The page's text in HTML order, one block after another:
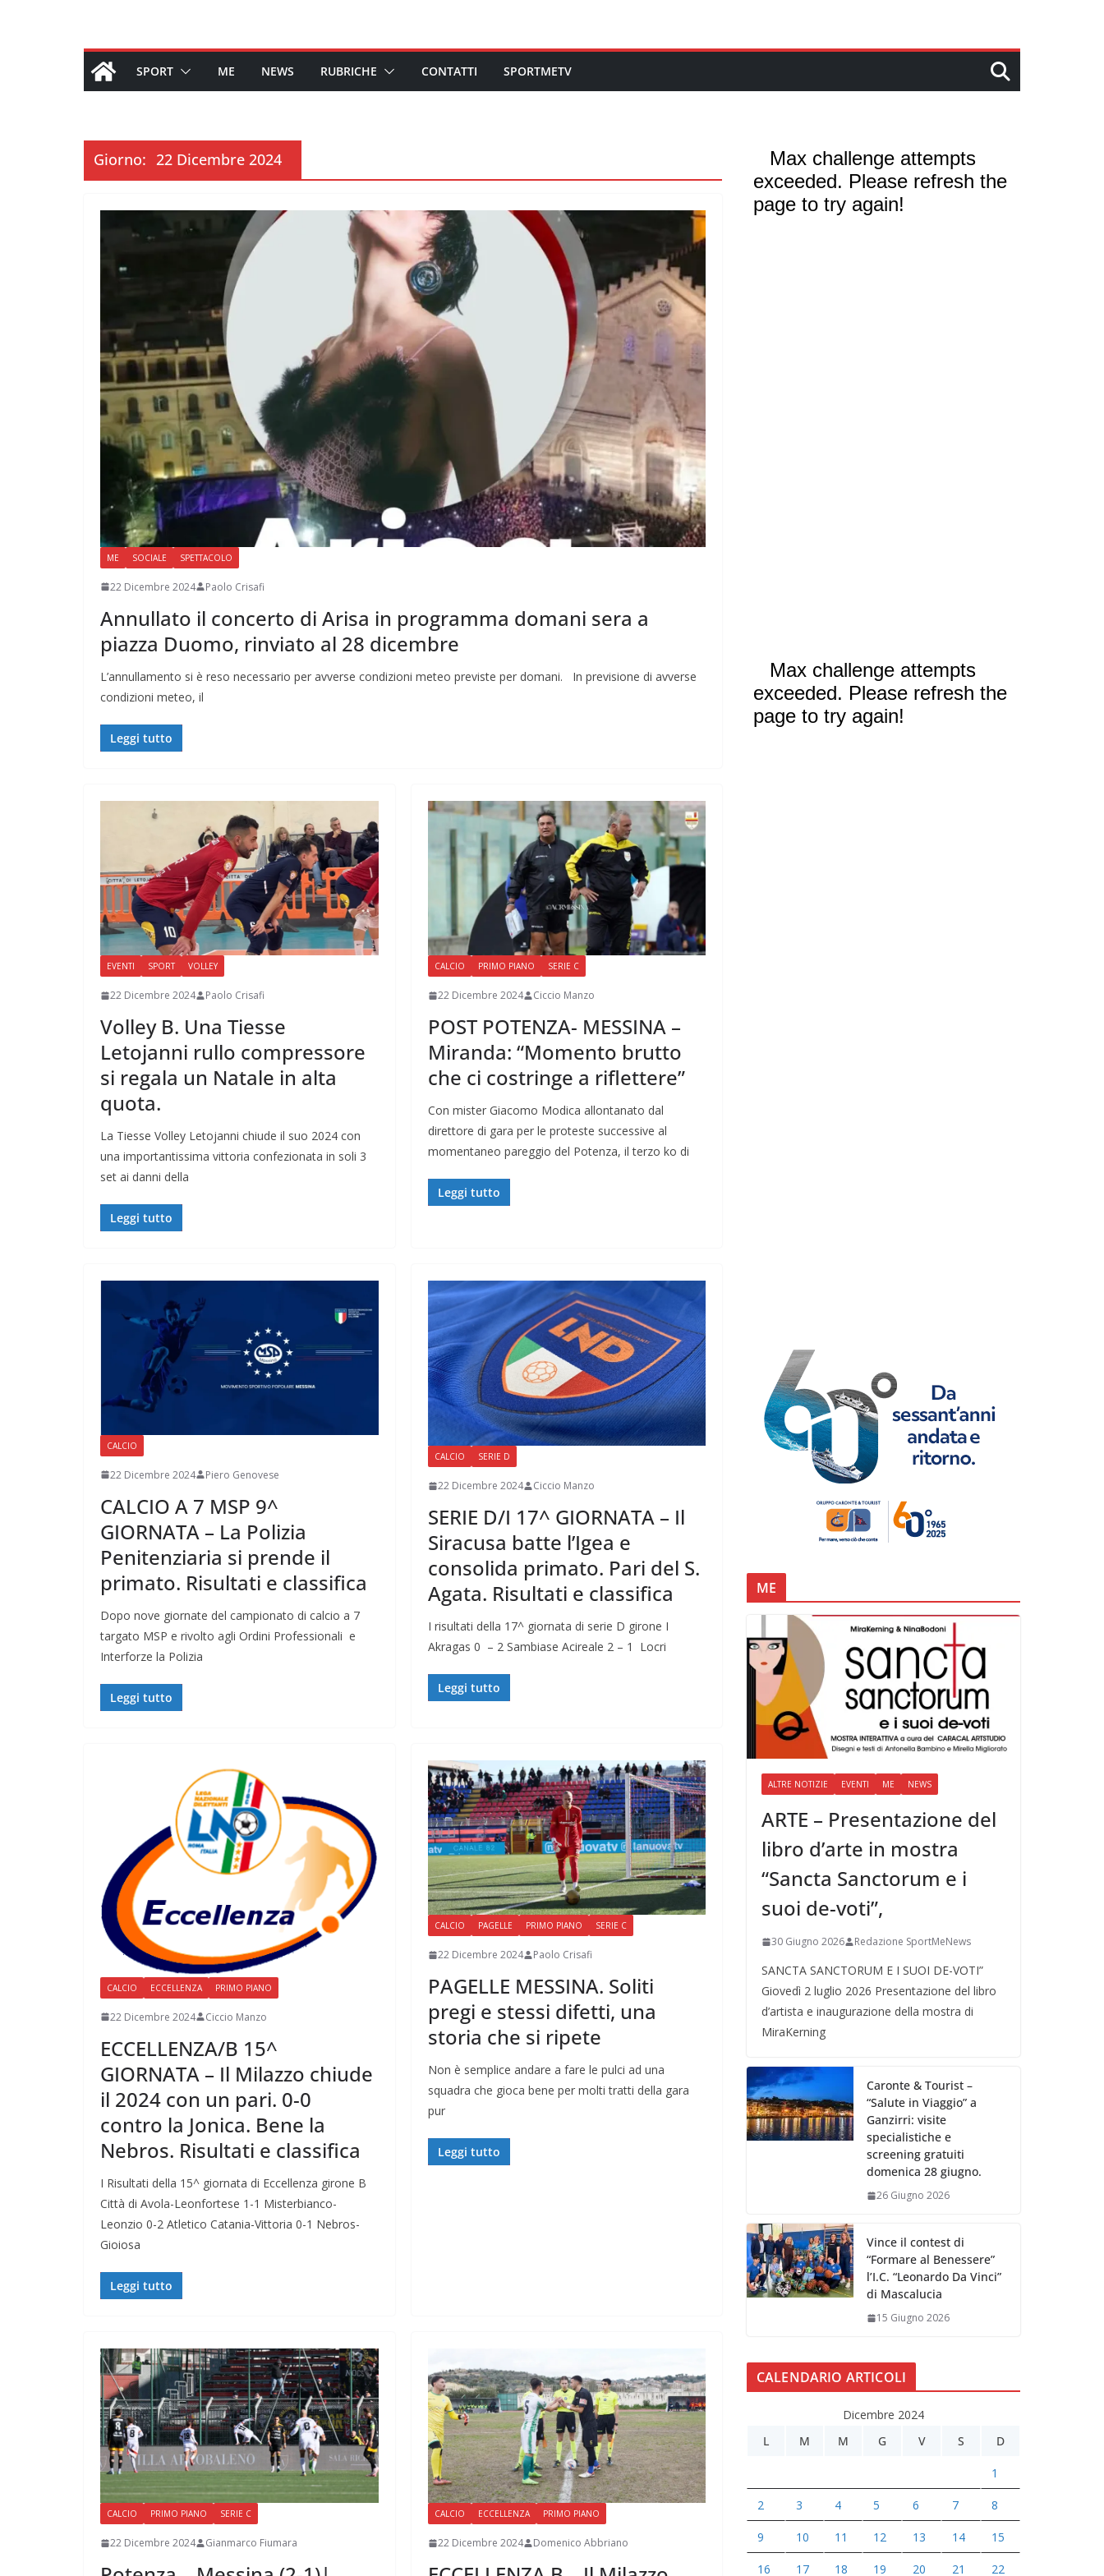
SPORT ME NEWS RUBRICHE CONTATTI SPORTMETV
Giorno: 22 Dicembre 2024
ME SOCIALE SPETTACOLO
22 Dicembre 2024 Paolo Crisafi
Annullato il concerto di Arisa in programma domani sera a
piazza Duomo, rinviato al 28 dicembre
L’annullamento si è reso necessario per avverse condizioni meteo previste per domani. In previsione di avverse
condizioni meteo, il
Leggi tutto
EVENTI SPORT VOLLEY
22 Dicembre 2024 Paolo Crisafi
Volley B. Una Tiesse
Letojanni rullo compressore
si regala un Natale in alta
quota.
La Tiesse Volley Letojanni chiude il suo 2024 con
una importantissima vittoria confezionata in soli 3
set ai danni della
Leggi tutto
CALCIO PRIMO PIANO SERIE C
22 Dicembre 2024 Ciccio Manzo
POST POTENZA- MESSINA –
Miranda: “Momento brutto
che ci costringe a riflettere”
Con mister Giacomo Modica allontanato dal
direttore di gara per le proteste successive al
momentaneo pareggio del Potenza, il terzo ko di
Leggi tutto
CALCIO
22 Dicembre 2024 Piero Genovese
CALCIO A 7 MSP 9^
GIORNATA – La Polizia
Penitenziaria si prende il
primato. Risultati e classifica
Dopo nove giornate del campionato di calcio a 7
targato MSP e rivolto agli Ordini Professionali e
Interforze la Polizia
Leggi tutto
CALCIO SERIE D
22 Dicembre 2024 Ciccio Manzo
SERIE D/I 17^ GIORNATA – Il
Siracusa batte l’Igea e
consolida primato. Pari del S.
Agata. Risultati e classifica
I risultati della 17^ giornata di serie D girone I
Akragas 0 – 2 Sambiase Acireale 2 – 1 Locri
Leggi tutto
CALCIO ECCELLENZA PRIMO PIANO
22 Dicembre 2024 Ciccio Manzo
ECCELLENZA/B 15^
GIORNATA – Il Milazzo chiude
il 2024 con un pari. 0-0
contro la Jonica. Bene la
Nebros. Risultati e classifica
I Risultati della 15^ giornata di Eccellenza girone B
Città di Avola-Leonfortese 1-1 Misterbianco-
Leonzio 0-2 Atletico Catania-Vittoria 0-1 Nebros-
Gioiosa
Leggi tutto
CALCIO PAGELLE PRIMO PIANO SERIE C
22 Dicembre 2024 Paolo Crisafi
PAGELLE MESSINA. Soliti
pregi e stessi difetti, una
storia che si ripete
Non è semplice andare a fare le pulci ad una
squadra che gioca bene per molti tratti della gara
pur
Leggi tutto
CALCIO PRIMO PIANO SERIE C
22 Dicembre 2024 Gianmarco Fiumara
CALCIO ECCELLENZA PRIMO PIANO
22 Dicembre 2024 Domenico Abbriano
ME
ALTRE NOTIZIE EVENTI ME NEWS
ARTE – Presentazione del
libro d’arte in mostra
“Sancta Sanctorum e i
suoi de-voti”,
30 Giugno 2026 Redazione SportMeNews
SANCTA SANCTORUM E I SUOI DE-VOTI”
Giovedì 2 luglio 2026 Presentazione del libro
d’artista e inaugurazione della mostra di
MiraKerning
Caronte & Tourist –
“Salute in Viaggio” a
Ganzirri: visite
specialistiche e
screening gratuiti
domenica 28 giugno.
26 Giugno 2026
Vince il contest di
“Formare al Benessere”
l’I.C. “Leonardo Da Vinci”
di Mascalucia
15 Giugno 2026
CALENDARIO ARTICOLI
Dicembre 2024
L
M M G V S D
1
2 3 4 5 6 7 8
9 10 11 12 13 14 15
16 17 18 19 20 21 22